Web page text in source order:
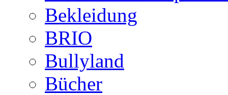
Bekleidung
BRIO
Bullyland
Bücher